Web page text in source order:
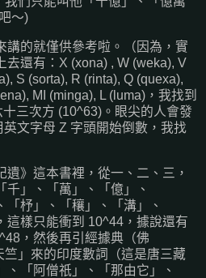
～)
講的就僅供參考啦。（因為，實
去還有：X (xona) , W (weka), V
S (sorta), R (rinta), Q (quexa),
MI (minga), L (luma)，我找到
三次方 (10^63)。眼尖的人會發
文字母 Z 字頭開始倒數，我找
》這本書裡，從一、二、三，
」、「萬」、「億」、
「杼」、「穰」、「溝」、
這樣只能衝到 10^44，據說還有
，然後再引經據典（佛
」來的印度數詞（這是唐三藏
「阿僧祇」、「那由它」、